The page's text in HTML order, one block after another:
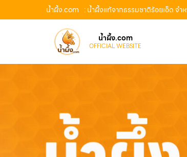
น้ำผึ้ง.com : น้ำผึ้งแท้จากธรรมชาติร้อยเอ็ด จ
น้ำผึ้ง.com
OFFICIAL WEBSITE